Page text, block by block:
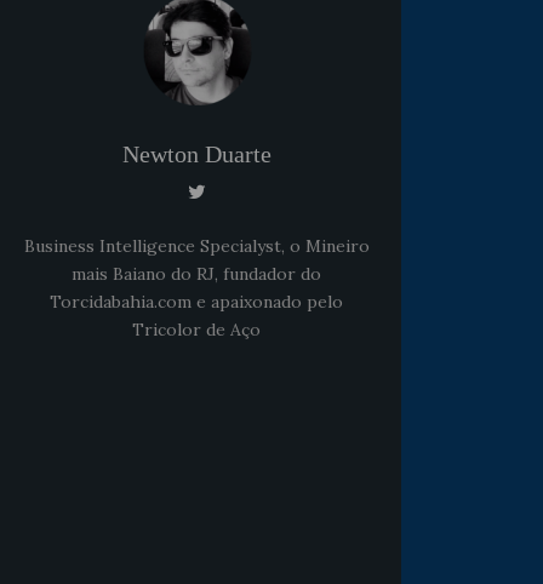
Newton Duarte
Business Intelligence Specialyst, o Mineiro
mais Baiano do RJ, fundador do
Torcidabahia.com e apaixonado pelo
Tricolor de Aço